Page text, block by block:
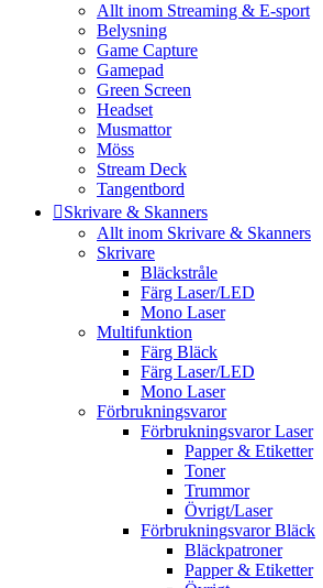
Allt inom Streaming & E-sport
Belysning
Game Capture
Gamepad
Green Screen
Headset
Musmattor
Möss
Stream Deck
Tangentbord
Skrivare & Skanners
Allt inom Skrivare & Skanners
Skrivare
Bläckstråle
Färg Laser/LED
Mono Laser
Multifunktion
Färg Bläck
Färg Laser/LED
Mono Laser
Förbrukningsvaror
Förbrukningsvaror Laser
Papper & Etiketter
Toner
Trummor
Övrigt/Laser
Förbrukningsvaror Bläck
Bläckpatroner
Papper & Etiketter